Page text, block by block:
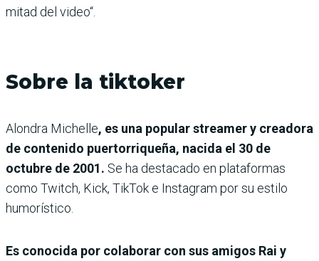
mitad del video“.
Sobre la tiktoker
Alondra Michelle, es una popular streamer y creadora
de contenido puertorriqueña, nacida el 30 de
octubre de 2001. Se ha destacado en plataformas
como Twitch, Kick, TikTok e Instagram por su estilo
humorístico.
Es conocida por colaborar con sus amigos Rai y